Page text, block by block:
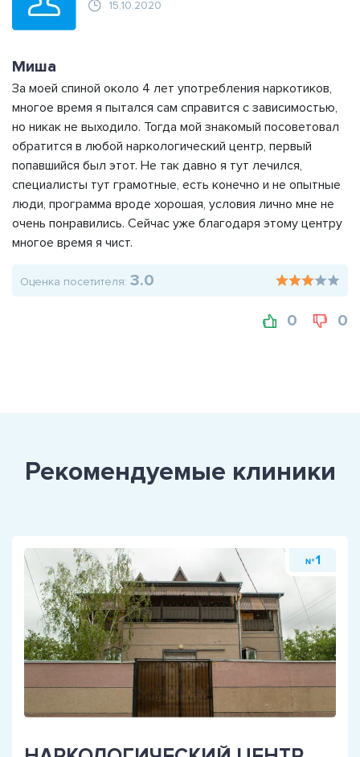
15.10.2020
Миша
За моей спиной около 4 лет употребления наркотиков,
многое время я пытался сам справится с зависимостью,
но никак не выходило. Тогда мой знакомый посоветовал
обратится в любой наркологический центр, первый
попавшийся был этот. Не так давно я тут лечился,
специалисты тут грамотные, есть конечно и не опытные
люди, программа вроде хорошая, условия лично мне не
очень понравились. Сейчас уже благодаря этому центру
многое время я чист.
Оценка посетителя: 3.0
0 0
Рекомендуемые клиники
№ 1